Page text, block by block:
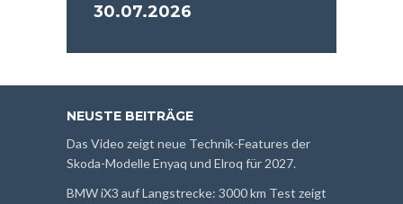
30.07.2026
NEUSTE BEITRÄGE
Das Video zeigt neue Technik-Features der
Skoda-Modelle Enyaq und Elroq für 2027.
BMW iX3 auf Langstrecke: 3000 km Test zeigt